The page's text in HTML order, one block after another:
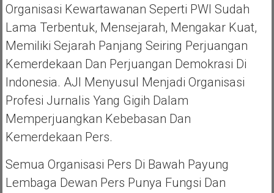
Organisasi Kewartawanan Seperti PWI Sudah
Lama Terbentuk, Mensejarah, Mengakar Kuat,
Memiliki Sejarah Panjang Seiring Perjuangan
Kemerdekaan Dan Perjuangan Demokrasi Di
Indonesia. AJI Menyusul Menjadi Organisasi
Profesi Jurnalis Yang Gigih Dalam
Memperjuangkan Kebebasan Dan
Kemerdekaan Pers.
Semua Organisasi Pers Di Bawah Payung
Lembaga Dewan Pers Punya Fungsi Dan